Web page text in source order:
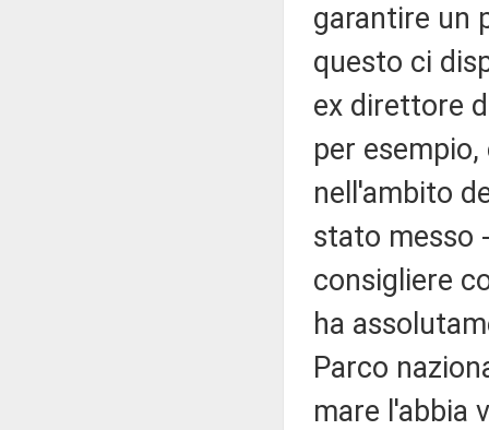
garantire un
questo ci
ex direttore
per
nell'ambito
stato messo
consigliere
ha
Parco
mare l'abbia